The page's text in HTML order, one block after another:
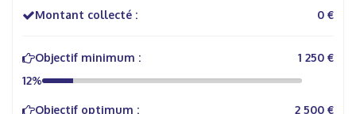
Montant collecté : 0 €
Objectif minimum :
1 250 €
12%
Objectif optimum :
2 500 €